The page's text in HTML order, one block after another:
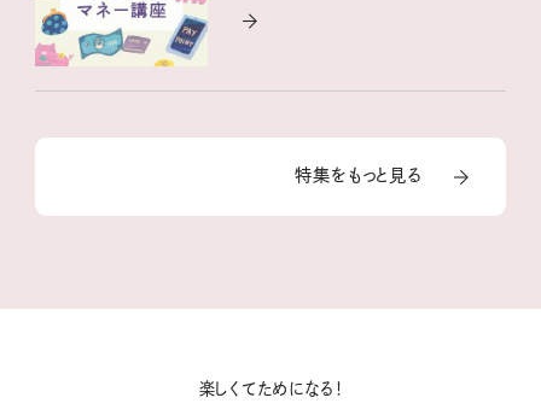
特集をもっと見る
楽しくてためになる！